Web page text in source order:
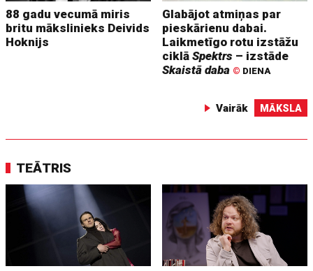
88 gadu vecumā miris
britu mākslinieks Deivids
Hoknijs
Glabājot atmiņas par
pieskārienu dabai.
Laikmetīgo rotu izstāžu
ciklāSpektrs – izstāde
Skaistā daba © DIENA
Vairāk MĀKSLA
TEĀTRIS